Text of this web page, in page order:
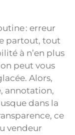
: erreur
partout, tout
à n’en plus
peut vous
Alors,
annotation,
dans la
ce
vendeur